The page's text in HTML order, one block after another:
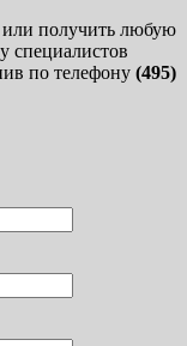
получить любую
специалистов
по телефону (495)